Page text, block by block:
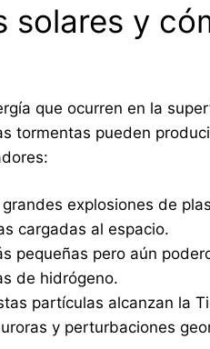
solares y
que ocurren en la
tormentas pueden
explosiones de
cargadas al espacio.
pequeñas pero aún
de hidrógeno.
partículas alcanzan la
y perturbaciones